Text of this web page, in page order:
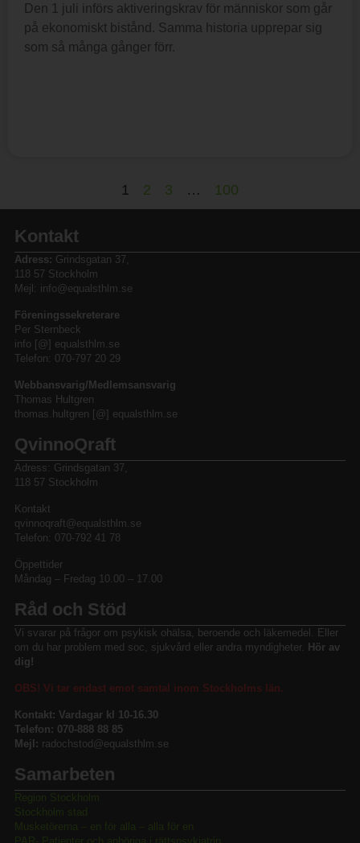
Den 1 juli införs aktiveringskrav för människor som går
på ekonomiskt bistånd. Samma historia upprepar sig
som så många gånger förr.
1 2 3 … 100
Kontakt
Adress: Grindsgatan 37,
118 57 Stockholm
Mejl: info@equalsthlm.se
Föreningssekreterare
Per Sternbeck
info [@] equalsthlm.se
Telefon: 070-797 20 29
Webbansvarig/Medlemsansvarig
Thomas Hultgren
thomas.hultgren [@] equalsthlm.se
QvinnoQraft
Adress: Grindsgatan 37,
118 57 Stockholm
Kontakt
qvinnoqraft@equalsthlm.se
Telefon: 070-792 41 78
Öppettider
Måndag – Fredag 10.00 – 17.00
Råd och Stöd
Vi svarar på frågor om psykisk ohälsa, beroende och läkemedel. Eller
om du har problem med soc, sjukvård eller andra myndigheter.
Hör av
dig!
OBS! Vi tar endast emot samtal inom Stockholms län.
Kontakt: Vardagar kl 10-16.30
Telefon: 070-888 88 85
Mejl: radochstod@equalsthlm.se
Samarbeten
Region Stockholm
Stockholm stad
Musketörerna – en för alla – alla för en